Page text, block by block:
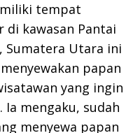
tempat
di kawasan Pantai
Sumatera Utara ini
papan
yang ingin
Ia mengaku, sudah
menyewa papan